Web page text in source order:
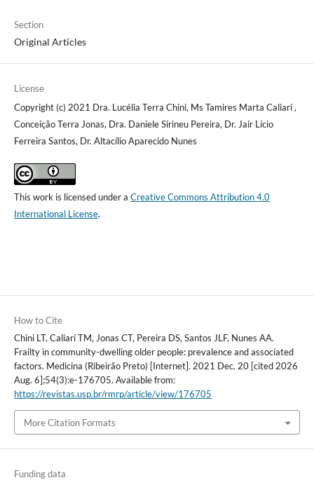
Section
Original Articles
License
Copyright (c) 2021 Dra. Lucélia Terra Chini, Ms Tamires Marta Caliari ,
Conceição Terra Jonas, Dra. Daniele Sirineu Pereira, Dr. Jair Lício
Ferreira Santos, Dr. Altacílio Aparecido Nunes
This work is licensed under a Creative Commons Attribution 4.0
International License.
How to Cite
Chini LT, Caliari TM, Jonas CT, Pereira DS, Santos JLF, Nunes AA.
Frailty in community-dwelling older people: prevalence and associated
factors. Medicina (Ribeirão Preto) [Internet]. 2021 Dec. 20 [cited 2026
Aug. 6];54(3):e-176705. Available from:
https://revistas.usp.br/rmrp/article/view/176705
More Citation Formats
Funding data